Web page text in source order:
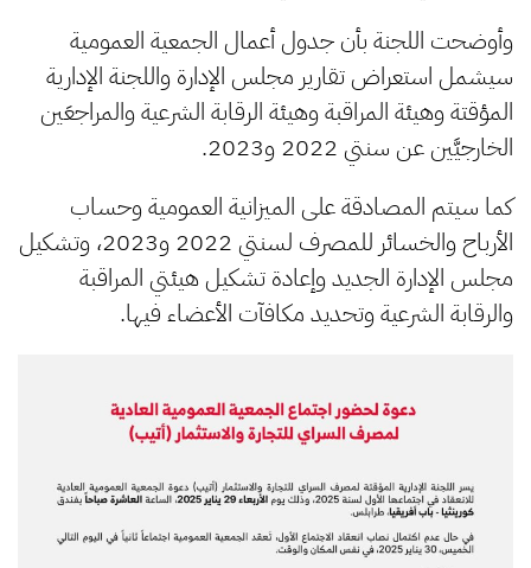
وأوضحت اللجنة بأن جدول أعمال الجمعية العمومية
سيشمل استعراض تقارير مجلس الإدارة واللجنة الإدارية
المؤقتة وهيئة المراقبة وهيئة الرقابة الشرعية والمراجعَين
الخارجيَّين عن سنتي 2022 و2023.
كما سيتم المصادقة على الميزانية العمومية وحساب
الأرباح والخسائر للمصرف لسنتي 2022 و2023، وتشكيل
مجلس الإدارة الجديد وإعادة تشكيل هيئتي المراقبة
والرقابة الشرعية وتحديد مكافآت الأعضاء فيها.